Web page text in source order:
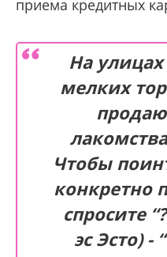
приема кредитных
На
мелких
Чтобы
конкретно
спросите
эс Эсто) -